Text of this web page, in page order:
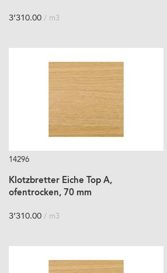
3’310.00 / m3
14296
Klotzbretter Eiche Top A,
ofentrocken, 70 mm
3’310.00 / m3